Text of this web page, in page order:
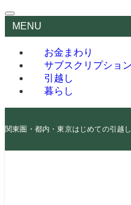
MENU
お金まわり
サブスクリプション
引越し
暮らし
関東圏・都内・東京はじめての引越し